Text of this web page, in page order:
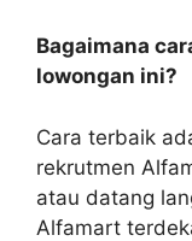
Bagaimana
lowongan ini?
Cara terbaik
rekrutmen
atau datang
Alfamart